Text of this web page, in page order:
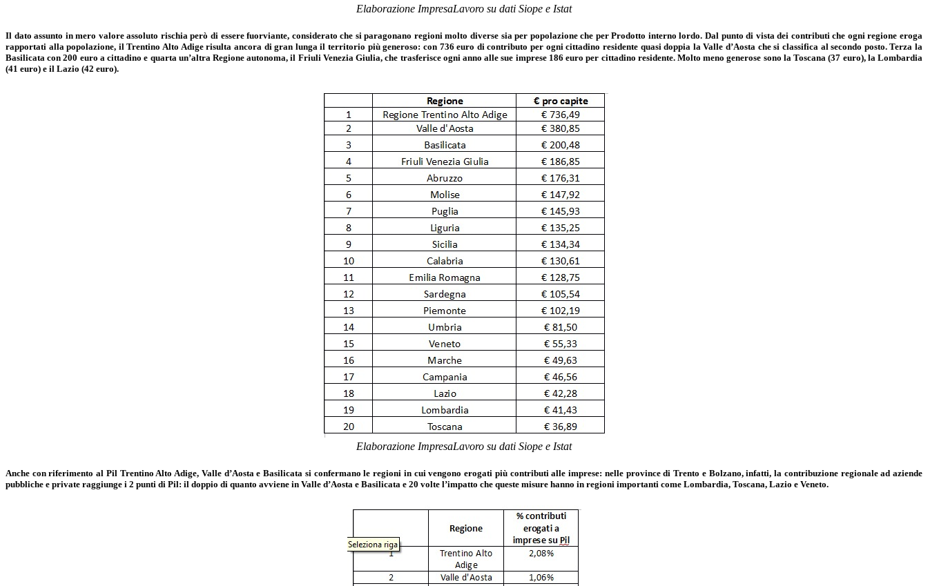
Elaborazione ImpresaLavoro su dati Siope e Istat
Il dato assunto in mero valore assoluto rischia però di essere fuorviante, considerato che si paragonano regioni molto diverse sia per popolazione che per Prodotto interno lordo. Dal punto di vista dei contributi che ogni regione eroga
rapportati alla popolazione, il Trentino Alto Adige risulta ancora di gran lunga il territorio più generoso: con 736 euro di contributo per ogni cittadino residente quasi doppia la Valle d’Aosta che si classifica al secondo posto. Terza la
Basilicata con 200 euro a cittadino e quarta un’altra Regione autonoma, il Friuli Venezia Giulia, che trasferisce ogni anno alle sue imprese 186 euro per cittadino residente. Molto meno generose sono la Toscana (37 euro), la Lombardia
(41 euro) e il Lazio (42 euro).
Elaborazione ImpresaLavoro su dati Siope e Istat
Anche con riferimento al Pil Trentino Alto Adige, Valle d’Aosta e Basilicata si confermano le regioni in cui vengono erogati più contributi alle imprese: nelle province di Trento e Bolzano, infatti, la contribuzione regionale ad aziende
pubbliche e private raggiunge i 2 punti di Pil: il doppio di quanto avviene in Valle d’Aosta e Basilicata e 20 volte l’impatto che queste misure hanno in regioni importanti come Lombardia, Toscana, Lazio e Veneto.